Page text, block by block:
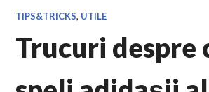
TIPS&TRICKS, UTILE
Trucuri despre